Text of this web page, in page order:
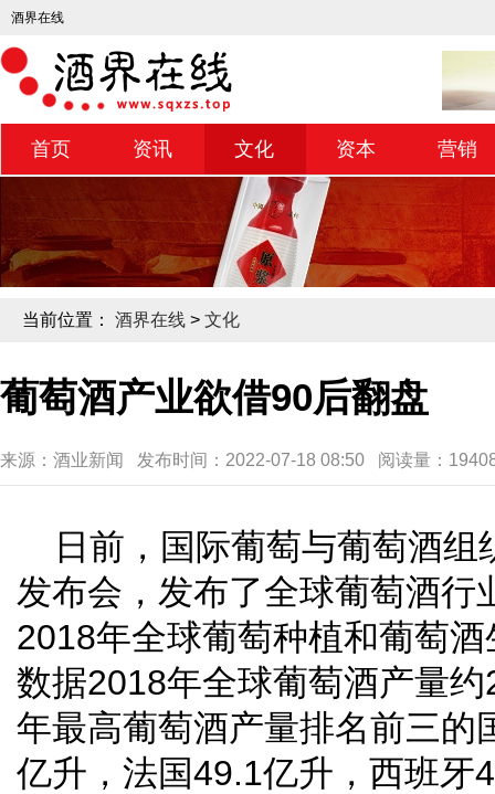
酒界在线
首页 资讯 文化 资本 营销
当前位置： 酒界在线 > 文化
葡萄酒产业欲借90后翻盘
来源：酒业新闻 发布时间：2022-07-18 08:50 阅读量：
日前，国际葡萄与葡萄酒
发布会，发布了全球葡萄酒行
2018年全球葡萄种植和葡萄
数据2018年全球葡萄酒产量
年最高葡萄酒产量排名前三的
亿升，法国49.1亿升，西班牙